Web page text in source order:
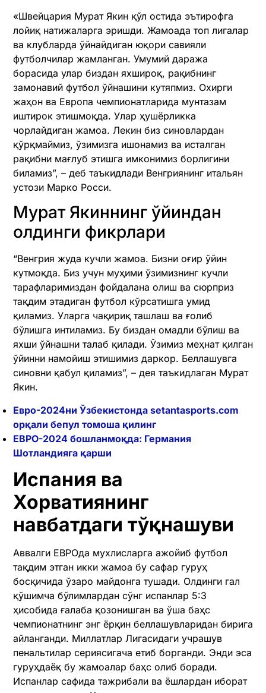
«Швейцария Мурат Якин қўл остида эътирофга
лойиқ натижаларга эришди. Жамоада топ лигалар
ва клубларда ўйнайдиган юқори савияли
футболчилар жамланган. Умумий даража
борасида улар биздан яхшироқ, рақибнинг
замонавий футбол ўйнашини кутяпмиз. Охирги
жаҳон ва Европа чемпионатларида мунтазам
иштирок этишмоқда. Улар ҳушёрликка
чорлайдиган жамоа. Лекин биз синовлардан
қўрқмаймиз, ўзимизга ишонамиз ва исталган
рақибни мағлуб этишга имконимиз борлигини
биламиз”, – деб таъкидлади Венгриянинг итальян
устози Марко Росси.
Мурат Якиннинг ўйиндан
олдинги фикрлари
“Венгрия жуда кучли жамоа. Бизни оғир ўйин
кутмоқда. Биз учун муҳими ўзимизнинг кучли
тарафларимиздан фойдалана олиш ва сюрприз
тақдим этадиган футбол кўрсатишга умид
қиламиз. Уларга чақириқ ташлаш ва ғолиб
бўлишга интиламиз. Бу биздан омадли бўлиш ва
яхши ўйнашни талаб қилади. Ўзимиз меҳнат қилган
ўйинни намойиш этишимиз даркор. Беллашувга
синовни қабул қиламиз”, – дея таъкидлаган Мурат
Якин.
Евро-2024ни Ўзбекистонда setantasports.com
орқали бепул томоша қилинг
ЕВРО-2024 бошланмоқда: Германия
Шотландияга қарши
Испания ва
Хорватиянинг
навбатдаги тўқнашуви
Аввалги ЕВРОда мухлисларга ажойиб футбол
тақдим этган икки жамоа бу сафар гуруҳ
босқичида ўзаро майдонга тушади. Олдинги гал
қўшимча бўлимлардан сўнг испанлар 5:3
ҳисобида ғалаба қозонишган ва ўша баҳс
чемпионатнинг энг ёрқин беллашувларидан бирига
айланганди. Миллатлар Лигасидаги учрашув
пенальтилар сериясигача етиб борганди. Энди эса
гуруҳдаёқ бу жамоалар баҳс олиб боради.
Испанлар сафида тажрибали ва ёшлардан иборат